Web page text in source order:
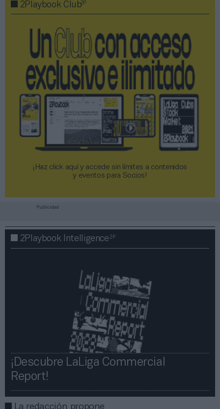
2Playbook Club2P
¡Haz click aquí y accede sin límites a contenidos
y eventos para Socios!​​​​​​​
Publicidad
2Playbook Intelligence2P
¡Descubre LaLiga Commercial
Report!​​
La redacción propone